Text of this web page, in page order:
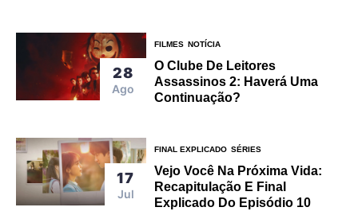
28
Ago
FILMES NOTÍCIA
O Clube De Leitores
Assassinos 2: Haverá Uma
Continuação?
17
Jul
FINAL EXPLICADO SÉRIES
Vejo Você Na Próxima Vida:
Recapitulação E Final
Explicado Do Episódio 10